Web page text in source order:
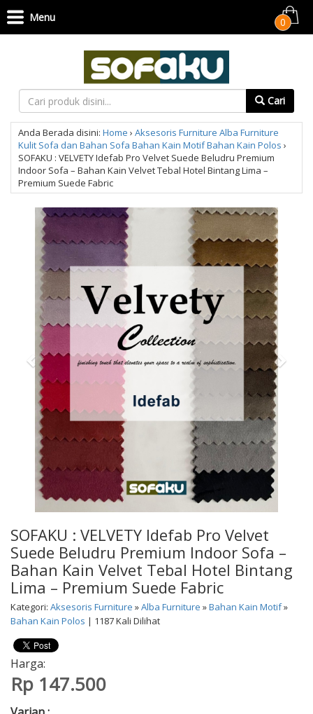
Cari
0
Menu
Anda Berada disini: Home › Aksesoris Furniture Alba Furniture
Kulit Sofa dan Bahan Sofa Bahan Kain MotifBahan Kain Polos ›
SOFAKU : VELVETY Idefab Pro Velvet Suede Beludru Premium
Indoor Sofa – Bahan Kain Velvet Tebal Hotel Bintang Lima –
Premium Suede Fabric
SOFAKU : VELVETY Idefab Pro Velvet
Suede Beludru Premium Indoor Sofa –
Bahan Kain Velvet Tebal Hotel Bintang
Lima – Premium Suede Fabric
Kategori: Aksesoris Furniture »Alba Furniture »Bahan Kain Motif»
Bahan Kain Polos | 1187 Kali Dilihat
Harga:
Rp 147.500